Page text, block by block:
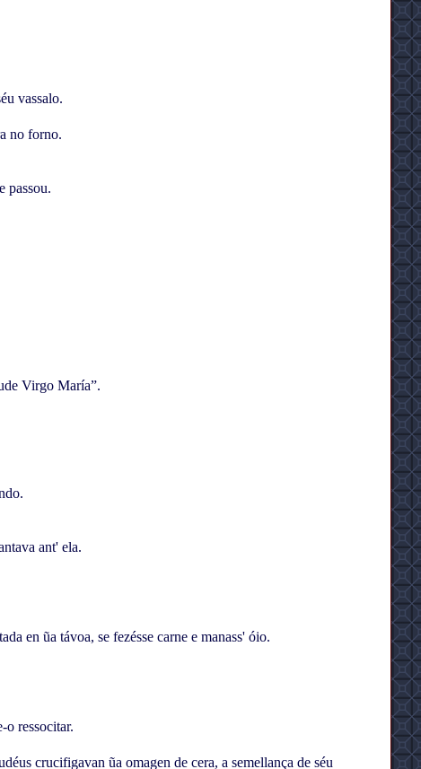
vassalo.
no forno.
passou.
Virgo María”.
ant' ela.
en ũa távoa, se fezésse carne e manass' óio.
o ressocitar.
crucifigavan ũa omagen de cera, a semellança de séu